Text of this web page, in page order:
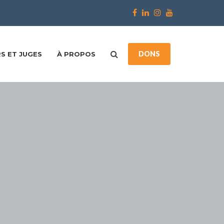
DONS
ET JUGES À PROPOS